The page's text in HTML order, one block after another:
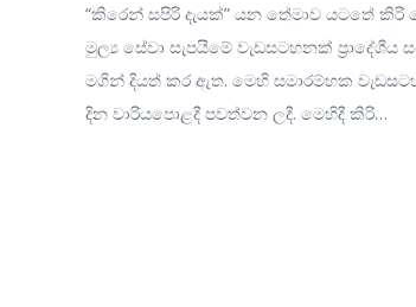
“කිරෙන් සපිරි දැයක්” යන තේමාව යටතේ කිරි
මුල්‍ය සේවා සැපයීමේ වැඩසටහනක් ප්‍රාදේශීය
මගින් දියත් කර ඇත. මෙහි සමාරම්භක
දින වාරියපොළදී පවත්වන ලදී. මෙහිදී කිරි…